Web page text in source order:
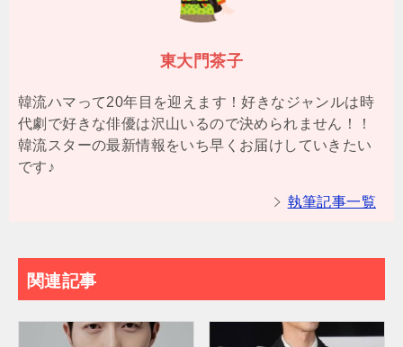
東大門茶子
韓流ハマって20年目を迎えます！好きなジャンルは時
代劇で好きな俳優は沢山いるので決められません！！
韓流スターの最新情報をいち早くお届けしていきたい
です♪
執筆記事一覧
関連記事